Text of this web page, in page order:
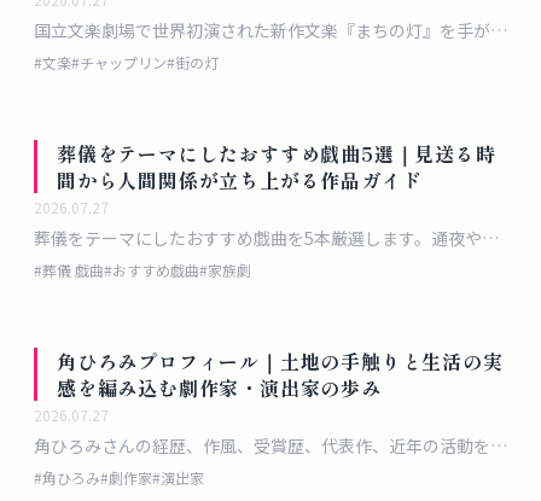
国立文楽劇場で世界初演された新作文楽『まちの灯』を手がか
りに、チャップリン『街の灯』の普遍性、2019年の歌舞伎
#文楽#チャップリン#街の灯
葬儀をテーマにしたおすすめ戯曲5選｜見送る時
間から人間関係が立ち上がる作品ガイド
2026.07.27
葬儀をテーマにしたおすすめ戯曲を5本厳選します。通夜や葬
式の場で浮かび上がる家族、記憶、社会、ユーモアを、あらす
#葬儀 戯曲#おすすめ戯曲#家族劇
角ひろみプロフィール｜土地の手触りと生活の実
感を編み込む劇作家・演出家の歩み
2026.07.27
角ひろみさんの経歴、作風、受賞歴、代表作、近年の活動を敬
体で整理したプロフィール記事です。
#角ひろみ#劇作家#演出家